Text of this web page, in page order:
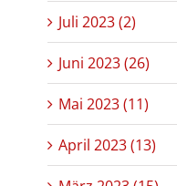
Juli 2023 (2)
Juni 2023 (26)
Mai 2023 (11)
April 2023 (13)